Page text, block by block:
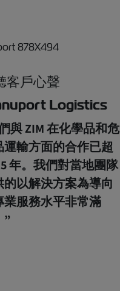
客戶心聲
Logistics
與 ZIM 在化學品和危
運輸方面的合作已超
年。我們對當地團隊
的以解決方案為導向
業服務水平非常滿
”